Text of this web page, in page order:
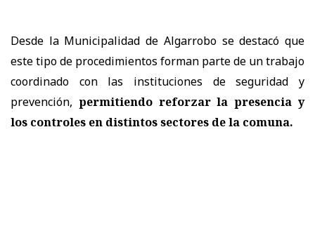
Desde la Municipalidad de Algarrobo se destacó que
este tipo de procedimientos forman parte de un trabajo
coordinado con las instituciones de seguridad y
prevención, permitiendo reforzar la presencia y
los controles en distintos sectores de la comuna.